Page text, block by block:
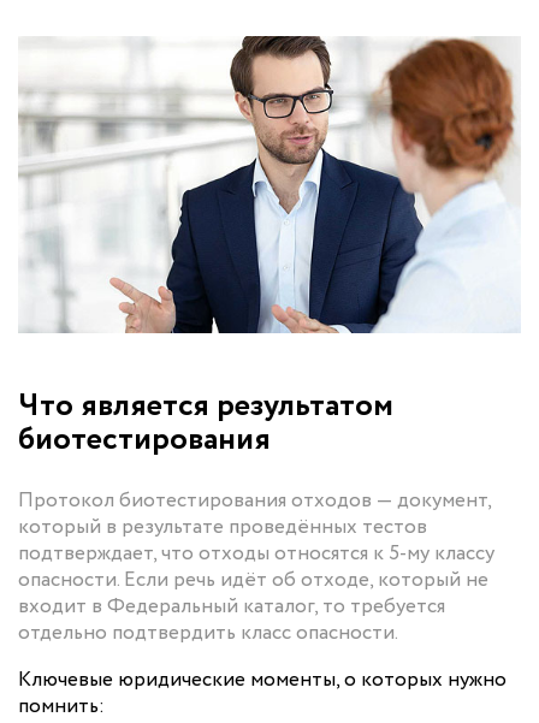
Что является результатом
биотестирования
Протокол биотестирования отходов — документ,
который в результате проведённых тестов
подтверждает, что отходы относятся к 5-му классу
опасности. Если речь идёт об отходе, который не
входит в Федеральный каталог, то требуется
отдельно подтвердить класс опасности.
Ключевые юридические моменты, о которых нужно
помнить: